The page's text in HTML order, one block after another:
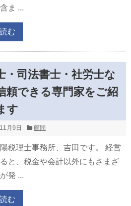
ま ...
む
・司法書士・社労士な
頼できる専門家をご紹
す
月9日 顧問
税理士事務所、吉田です。 経営
と、税金や会計以外にもさまざ
発 ...
む